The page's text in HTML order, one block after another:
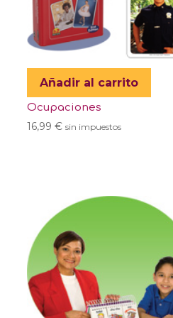
Añadir al carrito
Ocupaciones
16,99€ sin impuestos